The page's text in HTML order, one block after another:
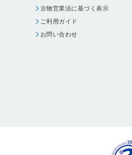
古物営業法に基づく表示
ご利用ガイド
お問い合わせ